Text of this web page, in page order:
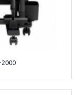
2000